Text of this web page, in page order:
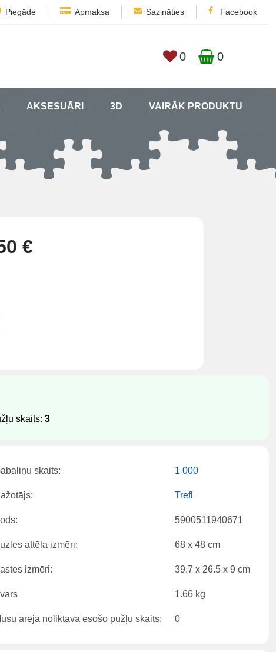
Piegāde Apmaksa Sazināties Facebook
0 0
AKSESUĀRI 3D VAIRĀK PRODUKTU
€
skaits: 3
skaits: 1 000
Trefl
5900511940671
attēla izmēri: 68 x 48 cm
izmēri: 39.7 x 26.5 x 9 cm
1.66 kg
ārējā noliktavā esošo pužļu skaits: 0